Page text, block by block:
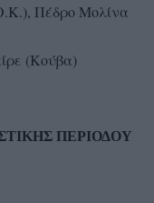
Πέδρο Μολίνα
(Κούβα)
ΠΕΡΙΟΔΟΥ